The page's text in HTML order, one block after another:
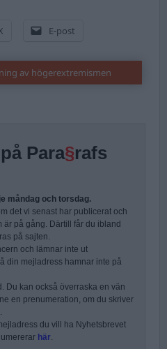
E-post
av högerextremismen
Para§rafs
måndag och torsdag.
det vi senast har publicerat och
på gång. Därtill får du ibland
på sajten.
och lämnar inte ut
din mejladress hamnar inte på
Du kan också överraska en vän
en prenumeration, om du skriver
du vill ha Nyhetsbrevet
här.